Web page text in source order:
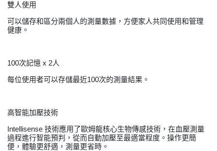
雙人使用
可以儲存和區分兩個人的測量數據，方便家人共同使用和管理
健康。
100次記憶 x 2人
每位使用者可以存儲最近100次的測量結果。
高智能加壓技術
Intellisense 技術應用了歐姆龍核心生物傳感技術，在血壓測量
過程進行智能預判，從而自動加壓至最適當程度。操作更簡
便，體驗更舒適，測量更省時。